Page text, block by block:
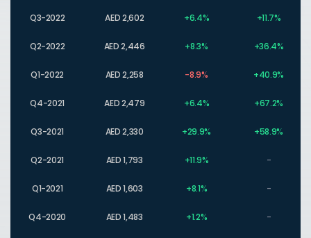
Q3-2022 AED 2,602 +6.4% +11.7%
Q2-2022 AED 2,446 +8.3% +36.4%
Q1-2022 AED 2,258 -8.9% +40.9%
Q4-2021 AED 2,479 +6.4% +67.2%
Q3-2021 AED 2,330 +29.9% +58.9%
Q2-2021 AED 1,793 +11.9% -
Q1-2021 AED 1,603 +8.1% -
Q4-2020 AED 1,483 +1.2% -